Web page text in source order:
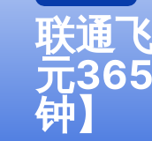
联通
元
钟】